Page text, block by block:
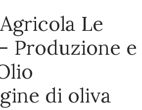
Le
Produzione e
di oliva